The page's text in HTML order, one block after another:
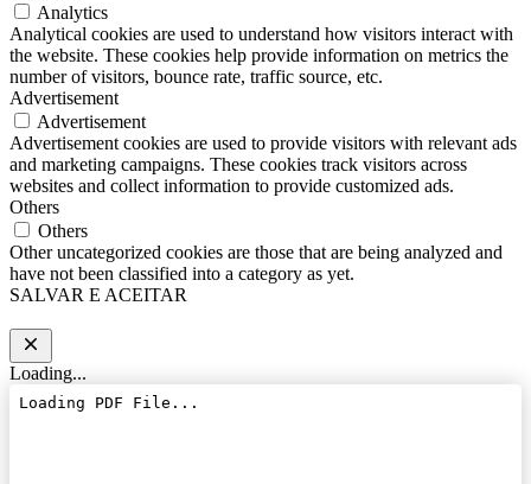
Analytics
Analytical cookies are used to understand how visitors interact with
the website. These cookies help provide information on metrics the
number of visitors, bounce rate, traffic source, etc.
Advertisement
Advertisement
Advertisement cookies are used to provide visitors with relevant ads
and marketing campaigns. These cookies track visitors across
websites and collect information to provide customized ads.
Others
Others
Other uncategorized cookies are those that are being analyzed and
have not been classified into a category as yet.
SALVAR E ACEITAR
Loading...